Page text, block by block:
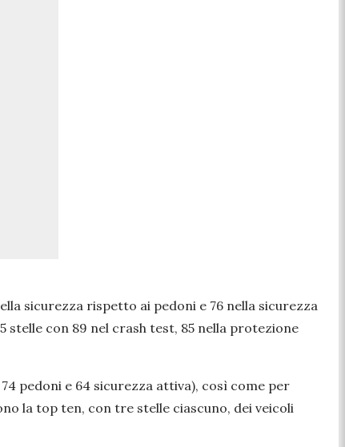
sicurezza rispetto ai pedoni e 76 nella sicurezza
stelle con 89 nel crash test, 85 nella protezione
pedoni e 64 sicurezza attiva), così come per
la top ten, con tre stelle ciascuno, dei veicoli